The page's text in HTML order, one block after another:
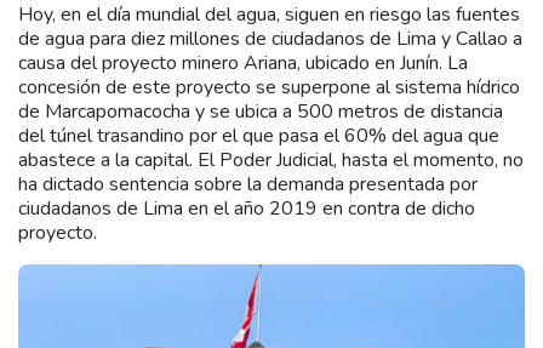
Hoy, en el día mundial del agua, siguen en riesgo las fuentes
de agua para diez millones de ciudadanos de Lima y Callao a
causa del proyecto minero Ariana, ubicado en Junín. La
concesión de este proyecto se superpone al sistema hídrico
de Marcapomacocha y se ubica a 500 metros de distancia
del túnel trasandino por el que pasa el 60% del agua que
abastece a la capital. El Poder Judicial, hasta el momento, no
ha dictado sentencia sobre la demanda presentada por
ciudadanos de Lima en el año 2019 en contra de dicho
proyecto.